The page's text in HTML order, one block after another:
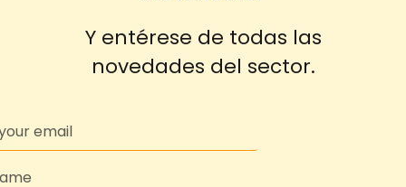
Y entérese de todas las
novedades del sector.